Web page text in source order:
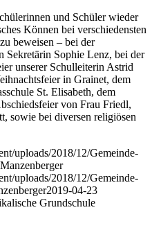
und Schüler wieder
Können bei verschiedensten
beweisen – bei der
Sekretärin Sophie Lenz, bei der
unserer Schulleiterin Astrid
in Grainet, dem
St. Elisabeth, dem
von Frau Friedl,
sowie bei diversen religiösen
uploads/2018/12/Gemeinde-
uploads/2018/12/Gemeinde-
2019-04-23
Grundschule